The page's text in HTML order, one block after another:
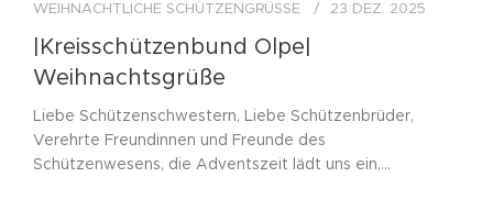
WEIHNACHTLICHE SCHÜTZENGRÜSSE 23 DEZ. 2025
|Kreisschützenbund Olpe|
Weihnachtsgrüße
Liebe Schützenschwestern, Liebe Schützenbrüder,
Verehrte Freundinnen und Freunde des
Schützenwesens, die Adventszeit lädt uns ein,...